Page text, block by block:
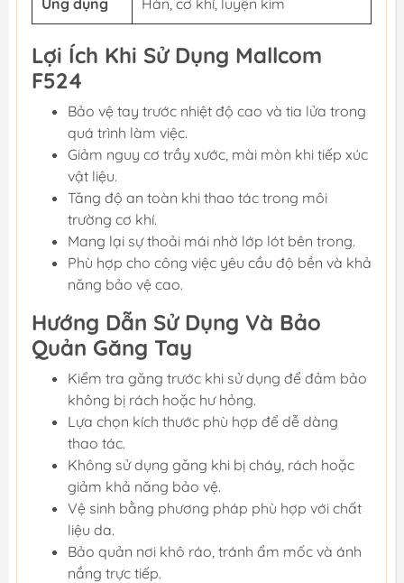
Lợi Ích Khi Sử Dụng Mallcom
F524
Bảo vệ tay trước nhiệt độ cao và tia lửa trong
quá trình làm việc.
Giảm nguy cơ trầy xước, mài mòn khi tiếp xúc
vật liệu.
Tăng độ an toàn khi thao tác trong môi
trường cơ khí.
Mang lại sự thoải mái nhờ lớp lót bên trong.
Phù hợp cho công việc yêu cầu độ bền và khả
năng bảo vệ cao.
Hướng Dẫn Sử Dụng Và Bảo
Quản Găng Tay
Kiểm tra găng trước khi sử dụng để đảm bảo
không bị rách hoặc hư hỏng.
Lựa chọn kích thước phù hợp để dễ dàng
thao tác.
Không sử dụng găng khi bị cháy, rách hoặc
giảm khả năng bảo vệ.
Vệ sinh bằng phương pháp phù hợp với chất
liệu da.
Bảo quản nơi khô ráo, tránh ẩm mốc và ánh
nắng trực tiếp.